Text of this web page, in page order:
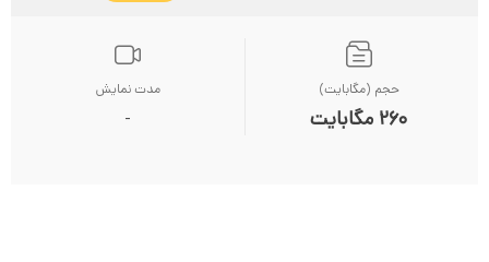
حجم (مگابایت)
260 مگابایت
مدت نمایش
-